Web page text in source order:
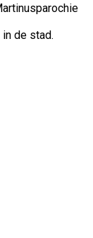
de stad.